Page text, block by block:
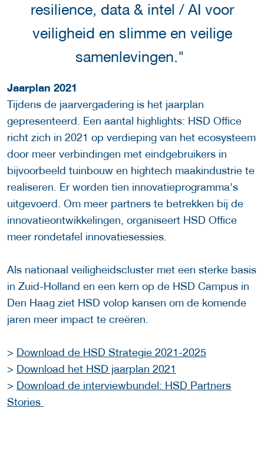
resilience, data & intel / AI voor
veiligheid en slimme en veilige
samenlevingen."
Jaarplan 2021
Tijdens de jaarvergadering is het jaarplan
gepresenteerd. Een aantal highlights: HSD Office
richt zich in 2021 op verdieping van het ecosysteem
door meer verbindingen met eindgebruikers in
bijvoorbeeld tuinbouw en hightech maakindustrie te
realiseren. Er worden tien innovatieprogramma's
uitgevoerd. Om meer partners te betrekken bij de
innovatieontwikkelingen, organiseert HSD Office
meer rondetafel innovatiesessies.
Als nationaal veiligheidscluster met een sterke basis
in Zuid-Holland en een kern op de HSD Campus in
Den Haag ziet HSD volop kansen om de komende
jaren meer impact te creëren.
> Download de HSD Strategie 2021-2025
> Download het HSD jaarplan 2021
> Download de interviewbundel: HSD Partners
Stories